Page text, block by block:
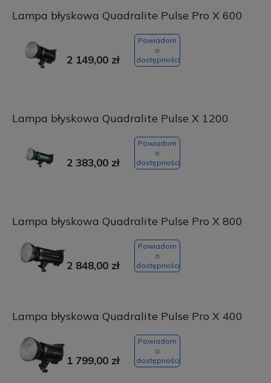
Lampa błyskowa Quadralite Pulse Pro X 600
2 149,00 zł
Powiadom
o
dostępności
Lampa błyskowa Quadralite Pulse X 1200
2 383,00 zł
Powiadom
o
dostępności
Lampa błyskowa Quadralite Pulse Pro X 800
2 848,00 zł
Powiadom
o
dostępności
Lampa błyskowa Quadralite Pulse Pro X 400
1 799,00 zł
Powiadom
o
dostępności